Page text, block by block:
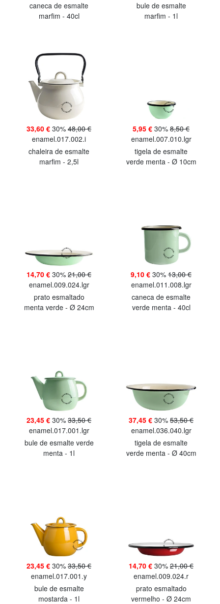
caneca de esmalte
marfim - 40cl
bule de esmalte
marfim - 1l
33,60 € 30% 48,00 €
enamel.017.002.i
chaleira de esmalte
marfim - 2,5l
5,95 € 30% 8,50 €
enamel.007.010.lgr
tigela de esmalte
verde menta - Ø 10cm
14,70 € 30% 21,00 €
enamel.009.024.lgr
prato esmaltado
menta verde - Ø 24cm
9,10 € 30% 13,00 €
enamel.011.008.lgr
caneca de esmalte
verde menta - 40cl
23,45 € 30% 33,50 €
enamel.017.001.lgr
bule de esmalte verde
menta - 1l
37,45 € 30% 53,50 €
enamel.036.040.lgr
tigela de esmalte
verde menta - Ø 40cm
23,45 € 30% 33,50 €
enamel.017.001.y
bule de esmalte
mostarda - 1l
14,70 € 30% 21,00 €
enamel.009.024.r
prato esmaltado
vermelho - Ø 24cm